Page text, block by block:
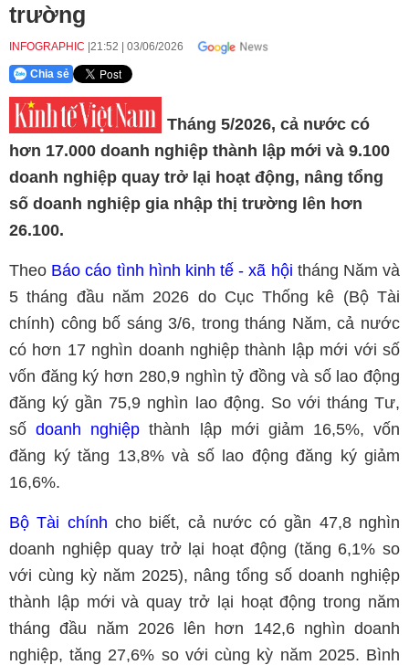
trường
INFOGRAPHIC 21:52 03/06/2026
Chia sẻ
Tháng 5/2026, cả nước có
hơn 17.000 doanh nghiệp thành lập mới và 9.100
doanh nghiệp quay trở lại hoạt động, nâng tổng
số doanh nghiệp gia nhập thị trường lên hơn
26.100.
Theo Báo cáo tình hình kinh tế - xã hội tháng Năm và
5 tháng đầu năm 2026 do Cục Thống kê (Bộ Tài
chính) công bố sáng 3/6, trong tháng Năm, cả nước
có hơn 17 nghìn doanh nghiệp thành lập mới với số
vốn đăng ký hơn 280,9 nghìn tỷ đồng và số lao động
đăng ký gần 75,9 nghìn lao động. So với tháng Tư,
sốdoanh nghiệp thành lập mới giảm 16,5%, vốn
đăng ký tăng 13,8% và số lao động đăng ký giảm
16,6%.
Bộ Tài chính cho biết, cả nước có gần 47,8 nghìn
doanh nghiệp quay trở lại hoạt động (tăng 6,1% so
với cùng kỳ năm 2025), nâng tổng số doanh nghiệp
thành lập mới và quay trở lại hoạt động trong năm
tháng đầu năm 2026 lên hơn 142,6 nghìn doanh
nghiệp, tăng 27,6% so với cùng kỳ năm 2025. Bình